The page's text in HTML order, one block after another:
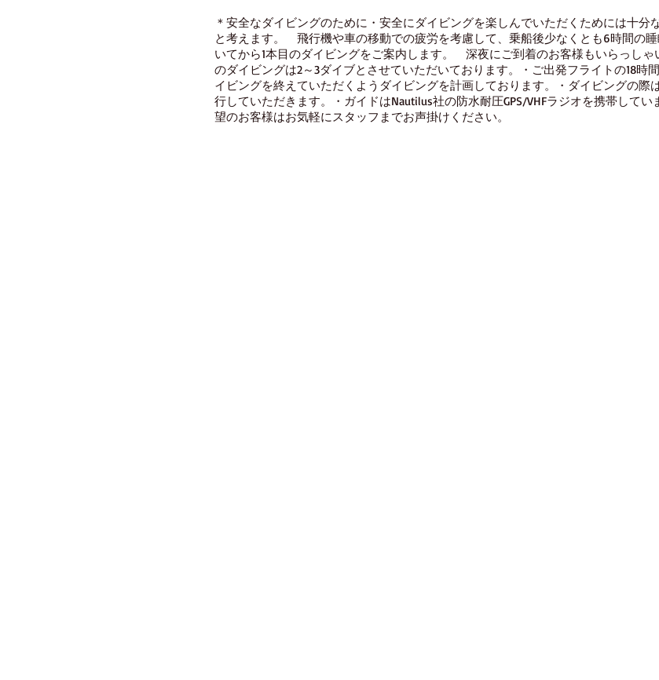
＊安全なダイビングのために ・安全にダイビングを楽しんでいただくためには十分
と考えます。
飛行機や車の移動での疲労を考慮して、乗船後少なくとも6時間の
いてから1本目のダイビングをご案内します。
深夜にご到着のお客様もいらっしゃ
のダイビングは2～3ダイブとさせていただいております。
・ご出発フライトの18時
イビングを終えていただくようダイビングを計画しております。
・ダイビングの際
行していただきます。
・ガイドはNautilus社の防水耐圧GPS/VHFラジオを携帯して
望のお客様はお気軽にスタッフまでお声掛けください。